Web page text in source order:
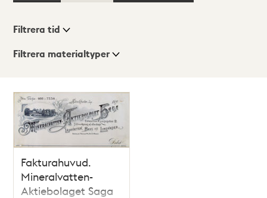
Visningsläge
ListaKarta
Filtrera tid
Filtrera materialtyper
träffar
Fakturahuvud.
Mineralvatten-
Aktiebolaget Saga